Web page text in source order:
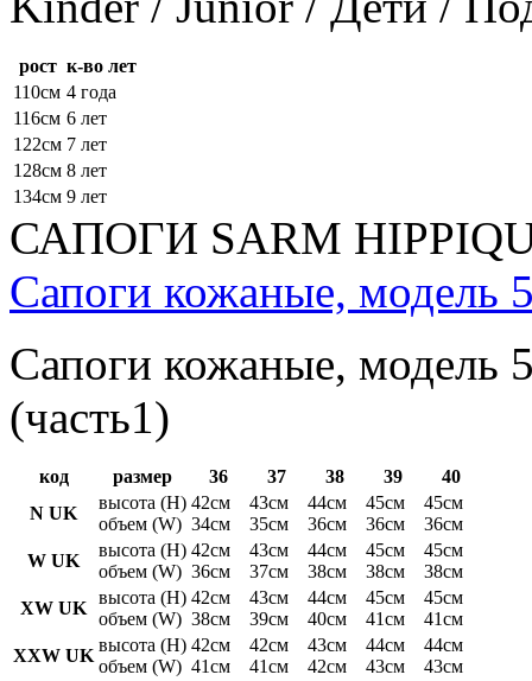
рост к-во лет
110см 4 года
116см 6 лет
122см 7 лет
128см 8 лет
134см 9 лет
САПОГИ SARM
Сапоги кожаные, модель
Сапоги кожаные, модель
(часть1)
код размер 36 37 38 39
40
N UK
высота (H)
объем (W)
42см
34см
43см
35см
44см
36см
45см
36см
45см
36см
W UK
высота (H)
объем (W)
42см
36см
43см
37см
44см
38см
45см
38см
45см
38см
XW UK
высота (H)
объем (W)
42см
38см
43см
39см
44см
40см
45см
41см
45см
41см
XXW UK
высота (H)
объем (W)
42см
41см
42см
41см
43см
42см
44см
43см
44см
43см